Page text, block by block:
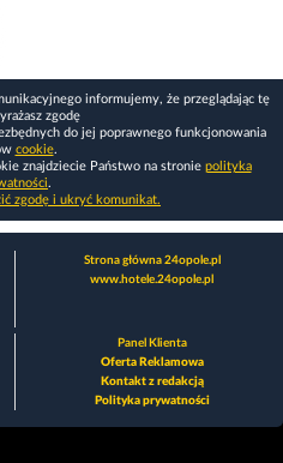
informujemy, że przeglądając tę
zgodę
do jej poprawnego funkcjonowania
cookie.
znajdziecie Państwo na stronie polityka
.
zgodę i ukryć komunikat.
Strona główna 24opole.pl
www.hotele.24opole.pl
Panel Klienta
Oferta Reklamowa
Kontakt z redakcją
Polityka prywatności